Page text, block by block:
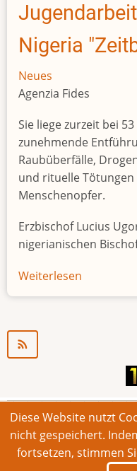
Nigeria
Neues
Agenzia Fides
Sie liege zurzeit bei
zunehmende
Raubüberfälle,
und rituelle
Menschenopfer.
Erzbischof Lucius
nigerianischen
Weiterlesen
© 2026 Bonner
Footer
Impressum Kontakt
Diese Website nutzt
nicht gespeichert.
fortsetzen, stimmen